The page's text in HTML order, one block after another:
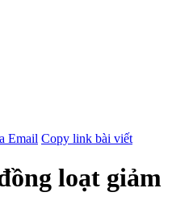
Email Copy link bài viết
loạt giảm